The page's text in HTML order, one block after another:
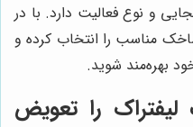
و نوع فعالیت دارد. با در
مناسب را انتخاب کرده و
بهره‌مند شوید.
را تعویض